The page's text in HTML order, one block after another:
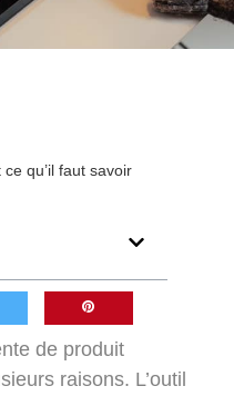
qu’il faut savoir
de produit
raisons. L’outil